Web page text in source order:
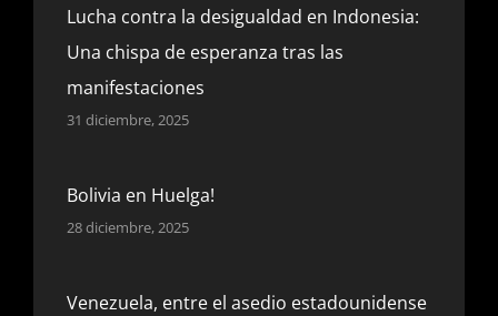
Lucha contra la desigualdad en Indonesia:
Una chispa de esperanza tras las
manifestaciones
31 diciembre, 2025
Bolivia en Huelga!
28 diciembre, 2025
Venezuela, entre el asedio estadounidense